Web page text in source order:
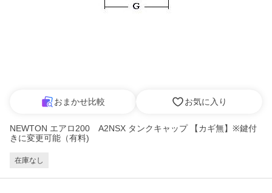
おまかせ比較 お気に入り
NEWTON エアロ200 A2NSX タンクキャップ 【カギ無】※鍵付
きに変更可能（有料)
在庫なし